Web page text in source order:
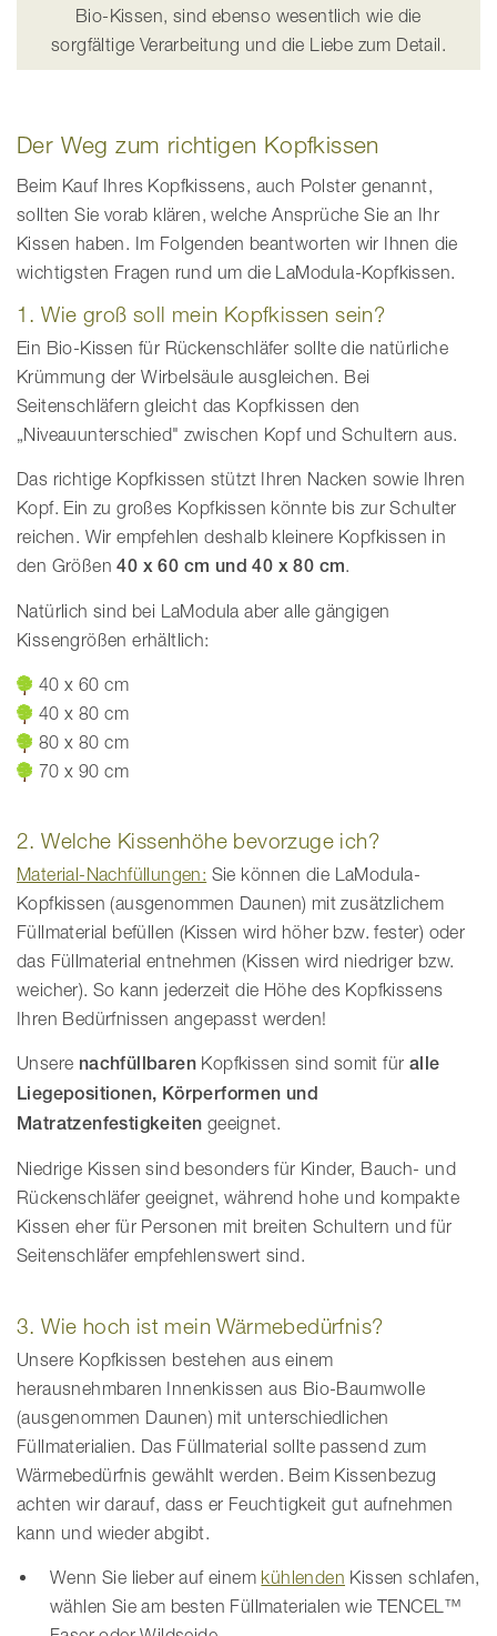
Bio-Kissen, sind ebenso wesentlich wie die
sorgfältige Verarbeitung und die Liebe zum Detail.
Der Weg zum richtigen Kopfkissen
Beim Kauf Ihres Kopfkissens, auch Polster genannt,
sollten Sie vorab klären, welche Ansprüche Sie an Ihr
Kissen haben. Im Folgenden beantworten wir Ihnen die
wichtigsten Fragen rund um die LaModula-Kopfkissen.
1. Wie groß soll mein Kopfkissen sein?
Ein Bio-Kissen für Rückenschläfer sollte die natürliche
Krümmung der Wirbelsäule ausgleichen. Bei
Seitenschläfern gleicht das Kopfkissen den
„Niveauunterschied" zwischen Kopf und Schultern aus.
Das richtige Kopfkissen stützt Ihren Nacken sowie Ihren
Kopf. Ein zu großes Kopfkissen könnte bis zur Schulter
reichen. Wir empfehlen deshalb kleinere Kopfkissen in
den Größen40 x 60 cm und 40 x 80 cm.
Natürlich sind bei LaModula aber alle gängigen
Kissengrößen erhältlich:
40 x 60 cm
40 x 80 cm
80 x 80 cm
70 x 90 cm
2. Welche Kissenhöhe bevorzuge ich?
Material-Nachfüllungen: Sie können die LaModula-
Kopfkissen (ausgenommen Daunen) mit zusätzlichem
Füllmaterial befüllen (Kissen wird höher bzw. fester) oder
das Füllmaterial entnehmen (Kissen wird niedriger bzw.
weicher). So kann jederzeit die Höhe des Kopfkissens
Ihren Bedürfnissen angepasst werden!
Unsere nachfüllbaren Kopfkissen sind somit für alle
Liegepositionen, Körperformen und
Matratzenfestigkeiten geeignet.
Niedrige Kissen sind besonders für Kinder, Bauch- und
Rückenschläfer geeignet, während hohe und kompakte
Kissen eher für Personen mit breiten Schultern und für
Seitenschläfer empfehlenswert sind.
3. Wie hoch ist mein Wärmebedürfnis?
Unsere Kopfkissen bestehen aus einem
herausnehmbaren Innenkissen aus Bio-Baumwolle
(ausgenommen Daunen) mit unterschiedlichen
Füllmaterialien. Das Füllmaterial sollte passend zum
Wärmebedürfnis gewählt werden. Beim Kissenbezug
achten wir darauf, dass er Feuchtigkeit gut aufnehmen
kann und wieder abgibt.
Wenn Sie lieber auf einem kühlenden Kissen schlafen,
wählen Sie am besten Füllmaterialen wie TENCEL™